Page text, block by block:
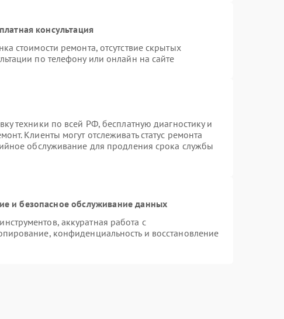
консультация
стоимости ремонта, отсутствие скрытых
по телефону или онлайн на сайте
техники по всей РФ, бесплатную диагностику и
Клиенты могут отслеживать статус ремонта
обслуживание для продления срока службы
и безопасное обслуживание данных
аккуратная работа с
конфиденциальность и восстановление